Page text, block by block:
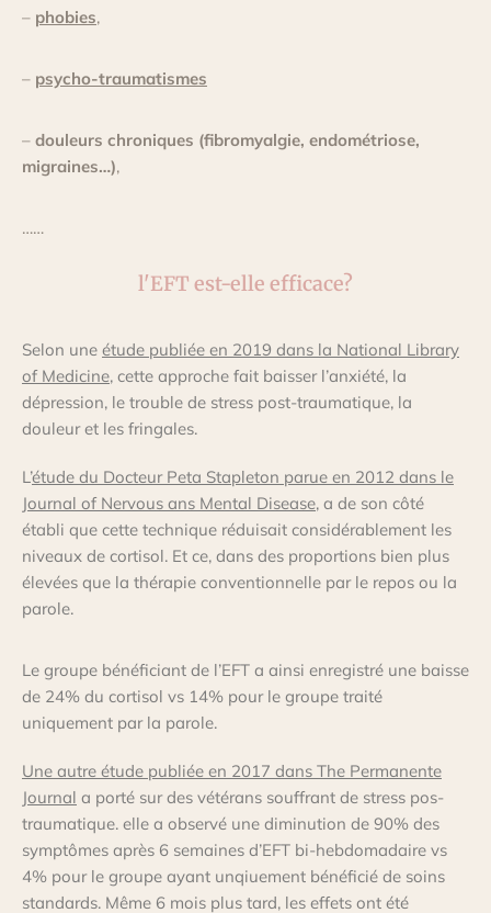
– phobies,
– psycho-traumatismes
– douleurs chroniques (fibromyalgie, endométriose,
migraines…),
……
l'EFT est-elle efficace?
Selon une étude publiée en 2019 dans la National Library
of Medicine, cette approche fait baisser l’anxiété, la
dépression, le trouble de stress post-traumatique, la
douleur et les fringales.
L’étude du Docteur Peta Stapleton parue en 2012 dans le
Journal of Nervous ans Mental Disease, a de son côté
établi que cette technique réduisait considérablement les
niveaux de cortisol. Et ce, dans des proportions bien plus
élevées que la thérapie conventionnelle par le repos ou la
parole.
Le groupe bénéficiant de l’EFT a ainsi enregistré une baisse
de 24% du cortisol vs 14% pour le groupe traité
uniquement par la parole.
Une autre étude publiée en 2017 dans The Permanente
Journal a porté sur des vétérans souffrant de stress pos-
traumatique. elle a observé une diminution de 90% des
symptômes après 6 semaines d’EFT bi-hebdomadaire vs
4% pour le groupe ayant unqiuement bénéficié de soins
standards. Même 6 mois plus tard, les effets ont été